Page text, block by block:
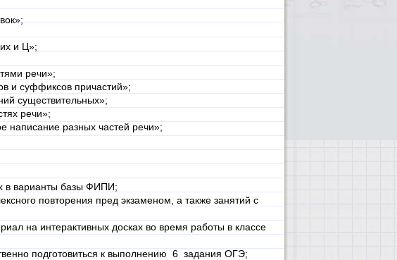
и Ц»;
речи»;
и суффиксов причастий»;
существительных»;
речи»;
написание разных частей речи»;
в варианты базы ФИПИ;
повторения пред экзаменом, а также занятий с
на интерактивных досках во время работы в классе
подготовиться к выполнению 6 задания ОГЭ;